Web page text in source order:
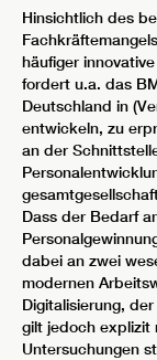
Hinsichtlich des
häufiger
fordert u.a. das
Deutschland in
entwickeln, zu
an der
Dass der Bedarf
dabei an zwei
modernen
Digitalisierung,
gilt jedoch explizit
Untersuchungen